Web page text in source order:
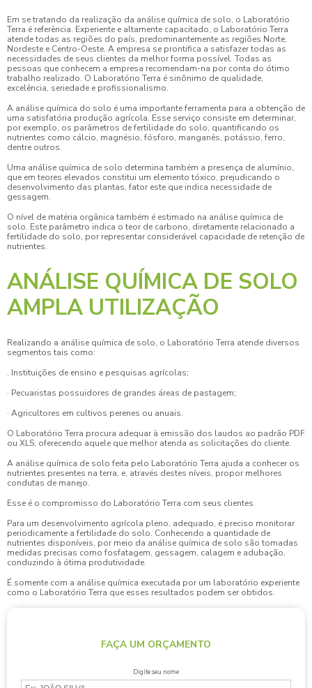
Em se tratando da realização da análise química de solo, o Laboratório
Terra é referência. Experiente e altamente capacitado, o Laboratório Terra
atende todas as regiões do país, predominantemente as regiões Norte,
Nordeste e Centro-Oeste. A empresa se prontifica a satisfazer todas as
necessidades de seus clientes da melhor forma possível. Todas as
pessoas que conhecem a empresa recomendam-na por conta do ótimo
trabalho realizado. O Laboratório Terra é sinônimo de qualidade,
excelência, seriedade e profissionalismo.
A análise química do solo é uma importante ferramenta para a obtenção de
uma satisfatória produção agrícola. Esse serviço consiste em determinar,
por exemplo, os parâmetros de fertilidade do solo, quantificando os
nutrientes como cálcio, magnésio, fósforo, manganês, potássio, ferro,
dentre outros.
Uma análise química de solo determina também a presença de alumínio,
que em teores elevados constitui um elemento tóxico, prejudicando o
desenvolvimento das plantas, fator este que indica necessidade de
gessagem.
O nível de matéria orgânica também é estimado na análise química de
solo. Este parâmetro indica o teor de carbono, diretamente relacionado a
fertilidade do solo, por representar considerável capacidade de retenção de
nutrientes.
ANÁLISE QUÍMICA DE SOLO
AMPLA UTILIZAÇÃO
Realizando a análise química de solo, o Laboratório Terra atende diversos
segmentos tais como:
. Instituições de ensino e pesquisas agrícolas;
· Pecuaristas possuidores de grandes áreas de pastagem;
· Agricultores em cultivos perenes ou anuais.
O Laboratório Terra procura adequar à emissão dos laudos ao padrão PDF
ou XLS, oferecendo aquele que melhor atenda as solicitações do cliente.
A análise química de solo feita pelo Laboratório Terra ajuda a conhecer os
nutrientes presentes na terra, e, através destes níveis, propor melhores
condutas de manejo.
Esse é o compromisso do Laboratório Terra com seus clientes.
Para um desenvolvimento agrícola pleno, adequado, é preciso monitorar
periodicamente a fertilidade do solo. Conhecendo a quantidade de
nutrientes disponíveis, por meio da análise química de solo são tomadas
medidas precisas como fosfatagem, gessagem, calagem e adubação,
conduzindo à ótima produtividade.
É somente com a análise química executada por um laboratório experiente
como o Laboratório Terra que esses resultados podem ser obtidos.
FAÇA UM ORÇAMENTO
Digite seu nome